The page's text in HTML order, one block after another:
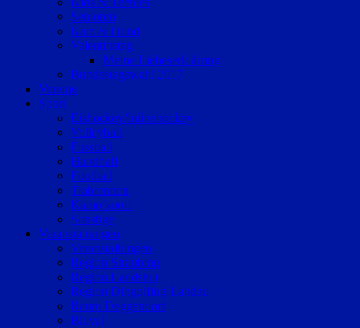
Senioren
Katz & Hund
Valentinstag
Meine Liebeserklärung
Bundestagswahl 2017
Vereine
Sport
Eishockey/Inlinehockey
Volleyball
Fussball
Handball
Football
Trabrennen
Kampfsport
Sonstige
Veranstaltungen
Veranstaltungen
Region Straubing
Region Landshut
Region Dingolfing-Landau
Raum Deggendorf
Bluval